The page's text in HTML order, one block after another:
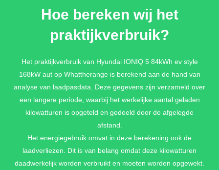
€ 895,-
€ 895,-
€ 895,-
LUCID BLUE PEARL MICA
Hoe bereken wij het
praktijkverbruik?
Het praktijkverbruik van Hyundai IONIQ 5 84kWh ev style
168kW aut op Whattherange is berekend aan de hand van
analyse van laadpasdata. Deze gegevens zijn verzameld over
een langere periode, waarbij het werkelijke aantal geladen
kilowatturen is opgeteld en gedeeld door de afgelegde
afstand.
Het energiegebruik omvat in deze berekening ook de
laadverliezen. Dit is van belang omdat deze kilowatturen
daadwerkelijk worden verbruikt en moeten worden opgewekt.